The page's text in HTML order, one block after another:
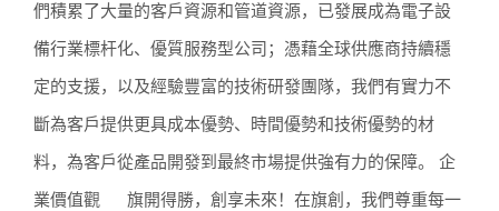
們積累了大量的客戶資源和管道資源，已發展成為電子設
備行業標杆化、優質服務型公司；憑藉全球供應商持續穩
定的支援，以及經驗豐富的技術研發團隊，我們有實力不
斷為客戶提供更具成本優勢、時間優勢和技術優勢的材
料，為客戶從產品開發到最終市場提供強有力的保障。 企
業價值觀 旗開得勝，創享未來！在旗創，我們尊重每一